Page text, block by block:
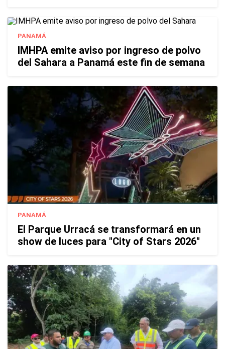
PANAMÁ
IMHPA emite aviso por ingreso de polvo
del Sahara a Panamá este fin de semana
PANAMÁ
El Parque Urracá se transformará en un
show de luces para "City of Stars 2026"